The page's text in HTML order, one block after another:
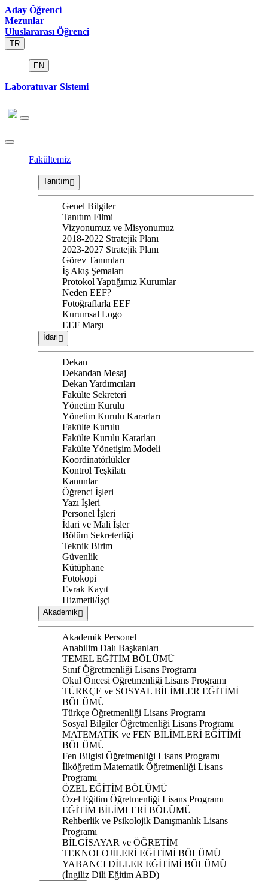
Aday Öğrenci
Mezunlar
Uluslararası Öğrenci
TR
EN
Laboratuvar Sistemi
Fakültemiz
Tanıtım
Genel Bilgiler
Tanıtım Filmi
Vizyonumuz ve Misyonumuz
2018-2022 Stratejik Planı
2023-2027 Stratejik Planı
Görev Tanımları
İş Akış Şemaları
Protokol Yaptığımız Kurumlar
Neden EEF?
Fotoğraflarla EEF
Kurumsal Logo
EEF Marşı
İdari
Dekan
Dekandan Mesaj
Dekan Yardımcıları
Fakülte Sekreteri
Yönetim Kurulu
Yönetim Kurulu Kararları
Fakülte Kurulu
Fakülte Kurulu Kararları
Fakülte Yönetişim Modeli
Koordinatörlükler
Kontrol Teşkilatı
Kanunlar
Öğrenci İşleri
Yazı İşleri
Personel İşleri
İdari ve Mali İşler
Bölüm Sekreterliği
Teknik Birim
Güvenlik
Kütüphane
Fotokopi
Evrak Kayıt
Hizmetli/İşçi
Akademik
Akademik Personel
Anabilim Dalı Başkanları
TEMEL EĞİTİM BÖLÜMÜ
Sınıf Öğretmenliği Lisans Programı
Okul Öncesi Öğretmenliği Lisans Programı
TÜRKÇE ve SOSYAL BİLİMLER EĞİTİMİ
BÖLÜMÜ
Türkçe Öğretmenliği Lisans Programı
Sosyal Bilgiler Öğretmenliği Lisans Programı
MATEMATİK ve FEN BİLİMLERİ EĞİTİMİ
BÖLÜMÜ
Fen Bilgisi Öğretmenliği Lisans Programı
İlköğretim Matematik Öğretmenliği Lisans
Programı
ÖZEL EĞİTİM BÖLÜMÜ
Özel Eğitim Öğretmenliği Lisans Programı
EĞİTİM BİLİMLERİ BÖLÜMÜ
Rehberlik ve Psikolojik Danışmanlık Lisans
Programı
BİLGİSAYAR ve ÖĞRETİM
TEKNOLOJİLERİ EĞİTİMİ BÖLÜMÜ
YABANCI DİLLER EĞİTİMİ BÖLÜMÜ
(İngiliz Dili Eğitim ABD)